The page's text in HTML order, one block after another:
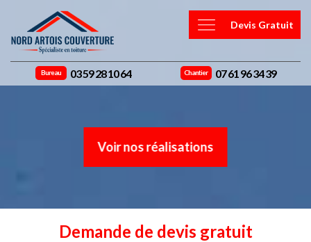
Devis Gratuit
Bureau 03 59 28 10 64 Chantier 07 61 96 34 39
Voir nos réalisations
Demande de devis gratuit